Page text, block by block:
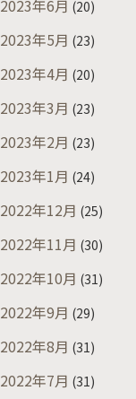
2023年6月 (20)
2023年5月 (23)
2023年4月 (20)
2023年3月 (23)
2023年2月 (23)
2023年1月 (24)
2022年12月 (25)
2022年11月 (30)
2022年10月 (31)
2022年9月 (29)
2022年8月 (31)
2022年7月 (31)